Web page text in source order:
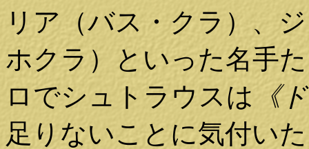
リア（バス・クラ）、
ホクラ）といった名手
ロでシュトラウスは 《
足りないことに気付い